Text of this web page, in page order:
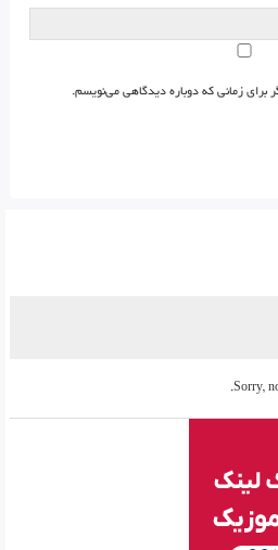
برای زمانی که دوباره دیدگاهی می‌نویسم.
Sorry,